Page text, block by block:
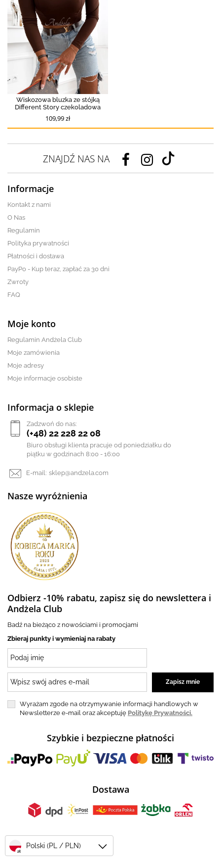
Wiskozowa bluzka ze stójką
Different Story czekoladowa
109,99 zł
ZNAJDŹ NAS NA
Informacje
Kontakt z nami
O Nas
Regulamin
Polityka prywatności
Płatności i dostawa
PayPo - Kup teraz, zapłać za 30 dni
Zwroty
FAQ
Moje konto
Regulamin Andżela Club
Moje zamówienia
Moje adresy
Moje informacje osobiste
Informacja o sklepie
Zadzwoń do nas:
(+48) 22 228 22 08
Biuro obsługi klienta pracuje od poniedziałku do
piątku w godzinach 8:00 - 16:00
E-mail: sklep@andzela.com
Nasze wyróżnienia
Odbierz -10% rabatu, zapisz się do newslettera i
Andżela Club
Badź na bieżąco z nowościami i promocjami
Zbieraj punkty i wymieniaj na rabaty
Wyrażam zgode na otrzymywanie informacji handlowych w
Newsletterze e-mail oraz akceptuję Politykę Prywatności.
Szybkie i bezpieczne płatności
Dostawa
zł
Polski (PL / PLN)